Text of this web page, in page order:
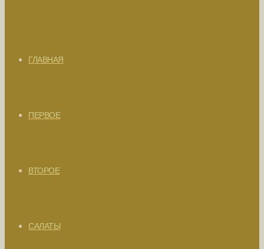
ГЛАВНАЯ
ПЕРВОЕ
ВТОРОЕ
САЛАТЫ